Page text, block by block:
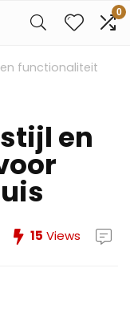
0
functionaliteit
en
15 Views